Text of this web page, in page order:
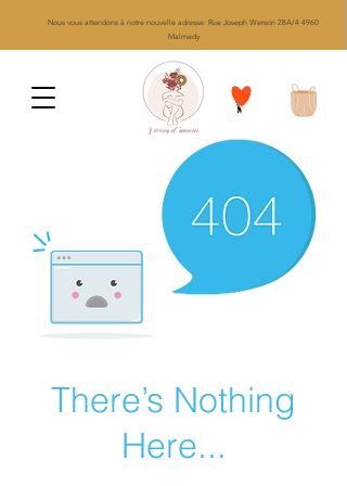
Nous vous attendons à notre nouvelle adresse: Rue Joseph Werson 28A/4 4960
Malmedy
There’s Nothing
Here...